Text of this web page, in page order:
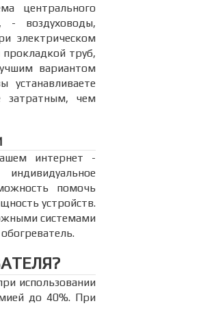
центрального
- воздуховоды,
электрическом
труб,
вариантом
затратным, чем
интернет -
помочь
устройств.
системами
использовании
до 40%. При